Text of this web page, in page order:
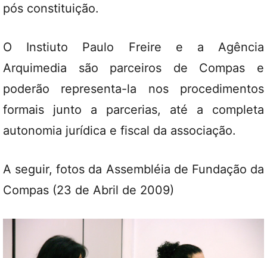
pós constituição.
O Instiuto Paulo Freire e a Agência
Arquimedia são parceiros de Compas e
poderão representa-la nos procedimentos
formais junto a parcerias, até a completa
autonomia jurídica e fiscal da associação.
A seguir, fotos da Assembléia de Fundação da
Compas (23 de Abril de 2009)